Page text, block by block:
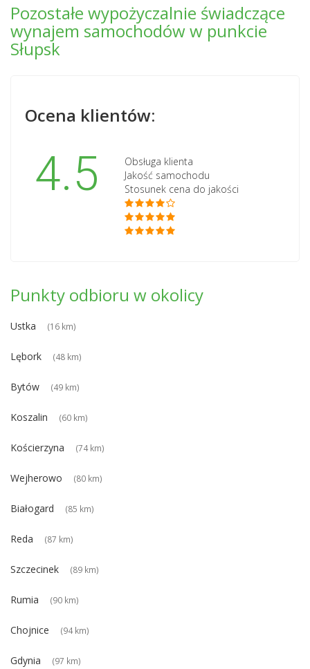
Pozostałe wypożyczalnie świadczące
wynajem samochodów w punkcie
Słupsk
Ocena klientów:
4.5
Obsługa klienta
Jakość samochodu
Stosunek cena do jakości
Punkty odbioru w okolicy
Ustka (16 km)
Lębork (48 km)
Bytów (49 km)
Koszalin (60 km)
Kościerzyna (74 km)
Wejherowo (80 km)
Białogard (85 km)
Reda (87 km)
Szczecinek (89 km)
Rumia (90 km)
Chojnice (94 km)
Gdynia (97 km)